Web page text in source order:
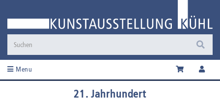
Menu
21. Jahrhundert